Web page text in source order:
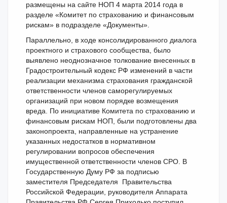
размещены на сайте НОП 4 марта 2014 года в
разделе «Комитет по страхованию и финансовым
рискам» в подразделе «Документы».
Параллельно, в ходе консолидированного диалога
проектного и страхового сообщества, было
выявлено неоднозначное толкование внесенных в
Градостроительный кодекс РФ изменений в части
реализации механизма страхования гражданской
ответственности членов саморегулируемых
организаций при новом порядке возмещения
вреда. По инициативе Комитета по страхованию и
финансовым рискам НОП, были подготовлены два
законопроекта, направленные на устранение
указанных недостатков в нормативном
регулировании вопросов обеспечения
имущественной ответственности членов СРО. В
Государственную Думу РФ за подписью
заместителя Председателя Правительства
Российской Федерации, руководителя Аппарата